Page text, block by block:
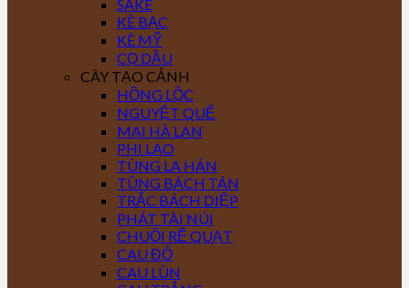
SAKE
KÈ BẠC
KÈ MỸ
CỌ DẦU
CÂY TẠO CẢNH
HỒNG LỘC
NGUYỆT QUẾ
MAI HÀ LAN
PHI LAO
TÙNG LA HÁN
TÙNG BÁCH TÁN
TRẮC BÁCH DIỆP
PHÁT TÀI NÚI
CHUỐI RẼ QUẠT
CAU ĐỎ
CAU LÙN